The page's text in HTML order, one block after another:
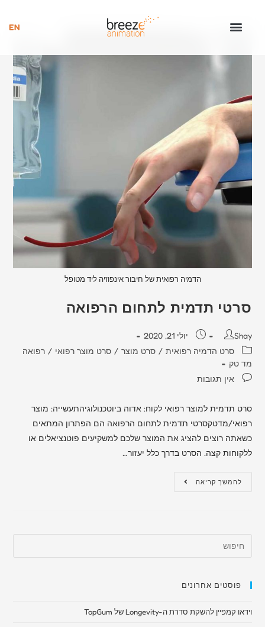
הדמיה רפואית של חיבור אינפוזיה ליד מטופל
סרטי תדמית לתחום הרפואה
Shay
יולי 21, 2020
סרט הדמיה רפואית / סרט מוצר / סרט מוצר רפואי / רפואה
מד טק
אין תגובות
סרט תדמית למוצר רפואי לקוח: אדוה ביוטכנולוגיהתעשייה: מוצר
רפואי/מדטקסרטי תדמית לתחום הרפואה הם הפתרון המתאים
כשאתה רוצים להציג את המוצר שלכם למשקיעים פוטנציאלים או
ללקוחות קצה. הסרט בדרך כלל יעזור…
להמשך קריאה
פוסטים אחרונים
וידאו קמפיין להשקת סדרת ה-Longevity של TopGum